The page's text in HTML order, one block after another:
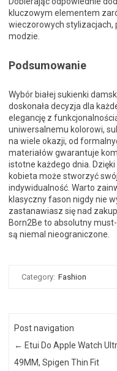
kluczowym elementem
wieczorowych stylizacjach,
modzie.
Podsumowanie
Wybór białej sukienki
doskonała decyzja dla
elegancję z
uniwersalnemu kolorowi,
na wiele okazji, od
materiałów gwarantuje
istotne każdego dnia.
kobieta może stworzyć
indywidualność. Warto
klasyczny fason nigdy nie
zastanawiasz się nad
Born2Be to absolutny
są niemal nieograniczone.
Category: Fashion
Post navigation
← Etui Do Apple Watch
49MM, Spigen Thin Fit